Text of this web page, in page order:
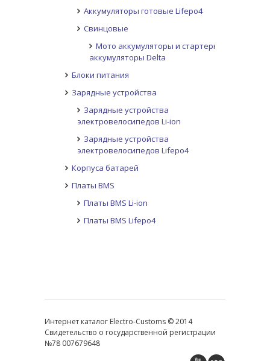
Аккумуляторы готовые Lifepo4
Свинцовые
Мото аккумуляторы и стартерные
аккумуляторы Delta
Блоки питания
Зарядные устройства
Зарядные устройства
электровелосипедов Li-ion
Зарядные устройства
электровелосипедов Lifepo4
Корпуса батарей
Платы BMS
Платы BMS Li-ion
Платы BMS Lifepo4
Интернет каталог Electro-Customs © 2014
Свидетельство о государственной регистрации
№78 007679648